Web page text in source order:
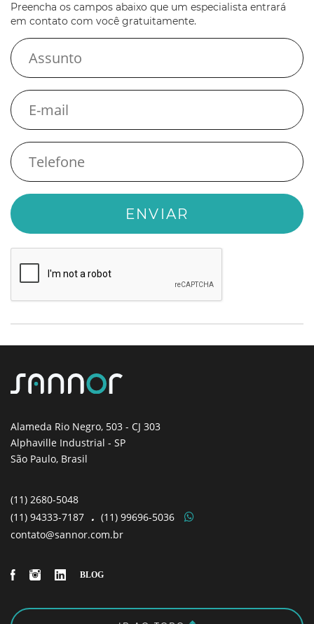
Preencha os campos abaixo que um especialista entrará
em contato com você gratuitamente.
Alameda Rio Negro, 503 - CJ 303
Alphaville Industrial - SP
São Paulo, Brasil
(11) 2680-5048
(11) 94333-7187 . (11) 99696-5036
contato@sannor.com.br